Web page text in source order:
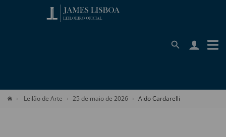
Leilão de Arte 25 de maio de 2026 Aldo Cardarelli